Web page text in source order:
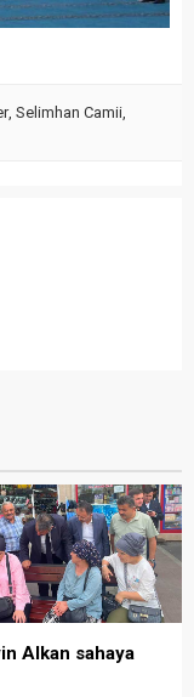
, Selimhan Camii
Alkan sahaya